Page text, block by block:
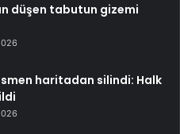
düşen tabutun gizemi
haritadan silindi: Halk